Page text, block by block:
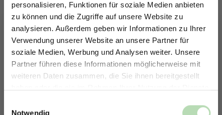
personalisieren, Funktionen für soziale Medien anbieten
zu können und die Zugriffe auf unsere Website zu
analysieren. Außerdem geben wir Informationen zu Ihrer
Verwendung unserer Website an unsere Partner für
soziale Medien, Werbung und Analysen weiter. Unsere
Partner führen diese Informationen möglicherweise mit
weiteren Daten zusammen, die Sie ihnen bereitgestellt
Notwendig
Erstelle in nur 4 Schritten deine
ERHALTE 5% RABATT AUF
DEINE RÜCKWÄNDE